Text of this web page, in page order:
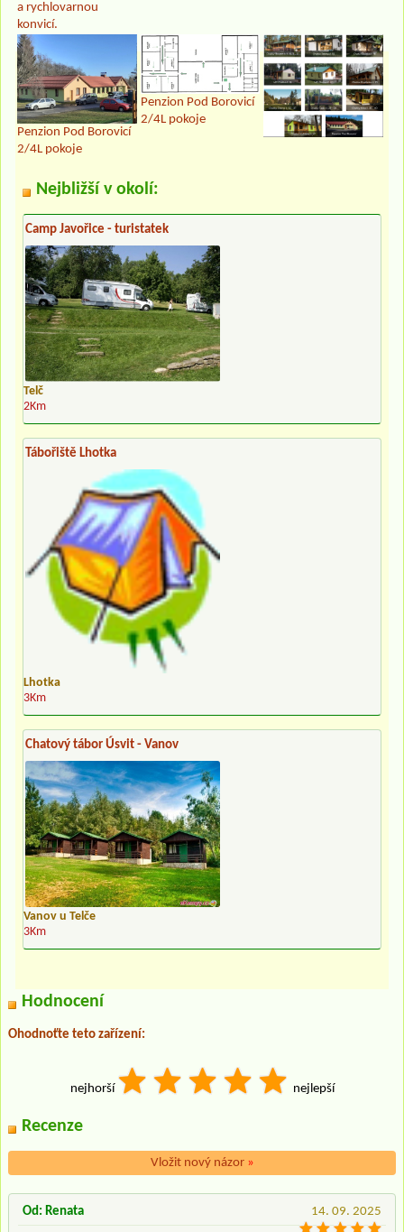
a rychlovarnou
konvicí.
Penzion Pod Borovicí
2/4L pokoje
Penzion Pod Borovicí
2/4L pokoje
Nejbližší v okolí:
Camp Javořice - turistatek
Telč
2Km
Tábořiště Lhotka
Lhotka
3Km
Chatový tábor Úsvit - Vanov
Vanov u Telče
3Km
Hodnocení
Ohodnoťte teto zařízení:
nejhorší nejlepší
Recenze
Vložit nový názor »
14. 09. 2025
Od: Renata